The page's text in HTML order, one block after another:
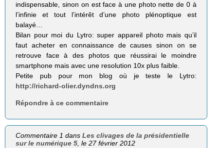
indispensable, sinon on est face à une photo nette de 0 à
l’infinie et tout l’intérêt d’une photo plénoptique est
balayé…
Bilan pour moi du Lytro: super appareil photo mais qu’il
faut acheter en connaissance de causes sinon on se
retrouve face à des photos que réussirai le moindre
smartphone mais avec une resolution 10x plus faible.
Petite pub pour mon blog où je teste le Lytro:
http://richard-olier.dyndns.org
Répondre à ce commentaire
Commentaire 1 dansLes clivages de la présidentielle
sur le numérique 5, le 27 février 2012